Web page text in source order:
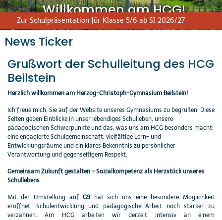
Willkommen am HCG!
Zur Schulpräsentation für Klasse 5/6 ab SJ 2026/27
News Ticker
Grußwort der Schulleitung des HCG
Beilstein
Herzlich willkommen am Herzog-Christoph-Gymnasium Beilstein!
Ich freue mich, Sie auf der Website unseres Gymnasiums zu begrüßen. Diese
Seiten geben Einblicke in unser lebendiges Schulleben, unsere
pädagogischen Schwerpunkte und das, was uns am HCG besonders macht:
eine engagierte Schulgemeinschaft, vielfältige Lern- und
Entwicklungsräume und ein klares Bekenntnis zu persönlicher
Verantwortung und gegenseitigem Respekt.
Gemeinsam Zukunft gestalten – Sozialkompetenz als Herzstück unseres
Schullebens
Mit der Umstellung auf G9hat sich uns eine besondere Möglichkeit
eröffnet, Schulentwicklung und pädagogische Arbeit noch stärker zu
verzahnen. Am HCG arbeiten wir derzeit intensiv an einem